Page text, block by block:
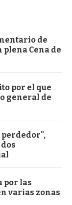
de
Cena de
por el que
general de
perdedor",
por las
varias zonas